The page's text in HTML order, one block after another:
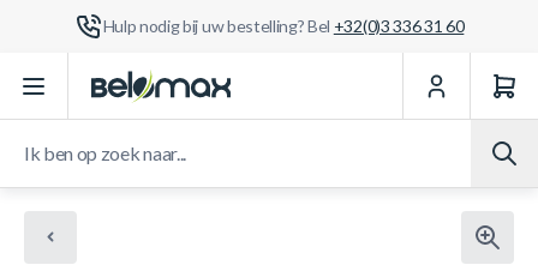
Hulp nodig bij uw bestelling? Bel +32(0)3 336 31 60
Ga naar de inhoud